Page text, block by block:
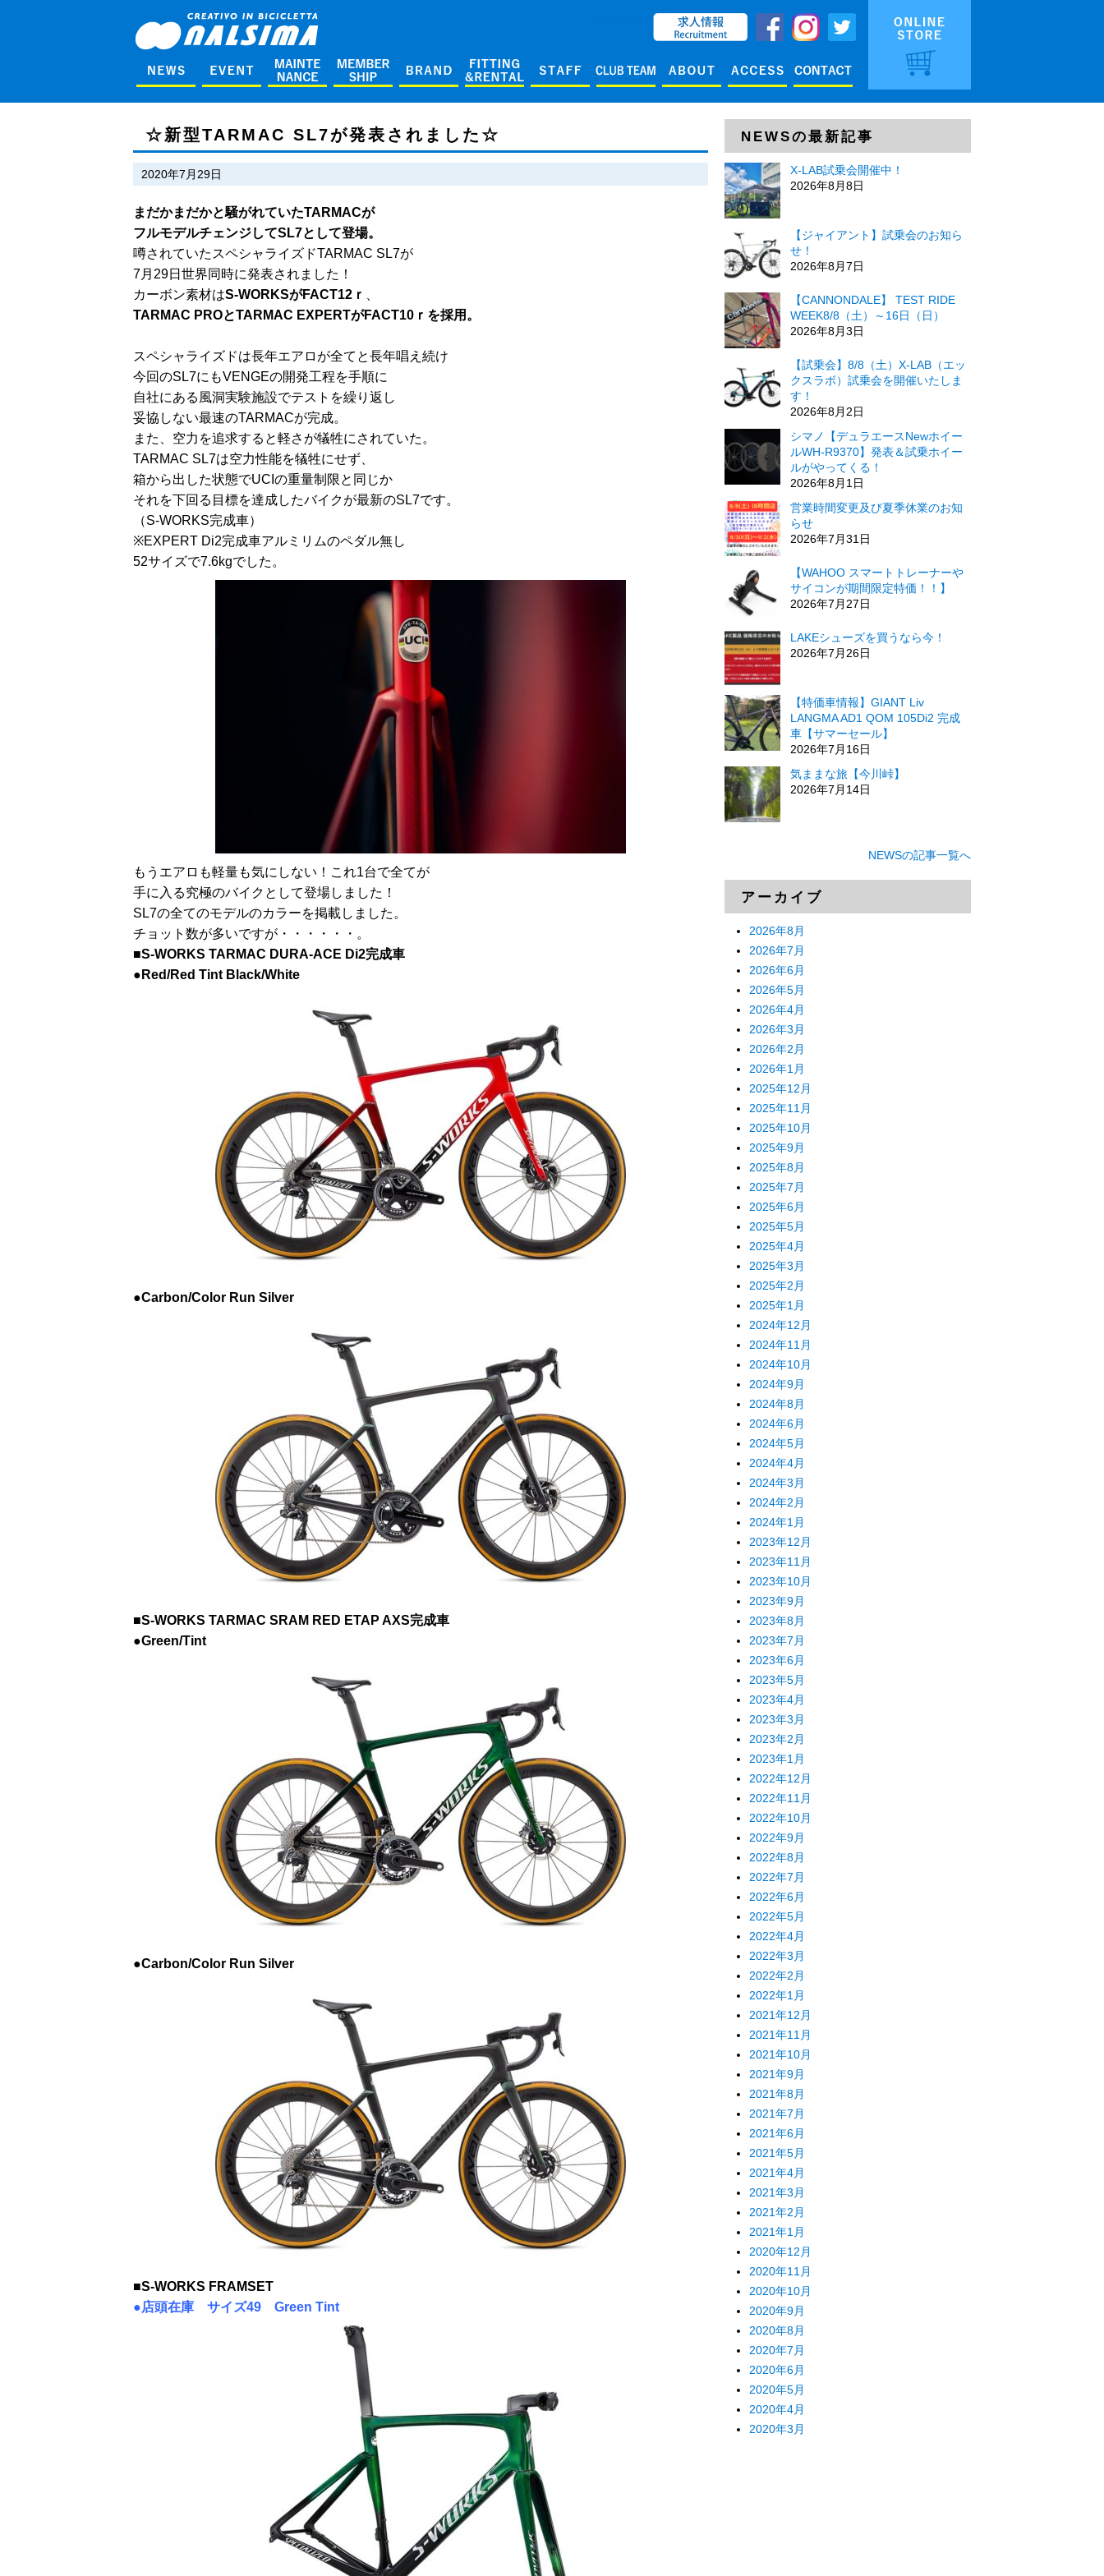
☆新型TARMAC SL7が発表されました☆
2020年7月29日
まだかまだかと騒がれていたTARMACが
フルモデルチェンジしてSL7として登場。
噂されていたスペシャライズドTARMAC SL7が
7月29日世界同時に発表されました！
カーボン素材はS-WORKSがFACT12ｒ
TARMAC PROとTARMAC EXPERTがFACT10ｒを採用。
スペシャライズドは長年エアロが全てと長年唱え続け
今回のSL7にもVENGEの開発工程を手順に
自社にある風洞実験施設でテストを繰り返し
妥協しない最速のTARMACが完成。
また、空力を追求すると軽さが犠牲にされていた。
TARMAC SL7は空力性能を犠牲にせず、
箱から出した状態でUCIの重量制限と同じか
それを下回る目標を達成したバイクが最新のSL7です。
（S-WORKS完成車）
※EXPERT Di2完成車アルミリムのペダル無し
52サイズで7.6kgでした。
もうエアロも軽量も気にしない！これ1台で全てが
手に入る究極のバイクとして登場しました！
SL7の全てのモデルのカラーを掲載しました。
チョット数が多いですが・・・・・・。
■S-WORKS TARMAC DURA-ACE Di2完成車
●Red/Red Tint Black/White
●Carbon/Color Run Silver
■S-WORKS TARMAC SRAM RED ETAP AXS完成車
●Green/Tint
●Carbon/Color Run Silver
■S-WORKS FRAMSET
●店頭在庫 サイズ49 Green Tint
NEWSの最新記事
X-LAB試乗会開催中！
2026年8月8日
【ジャイアント】試乗会のお知ら
せ！
2026年8月7日
【CANNONDALE】 TEST RIDE
WEEK8/8（土）～16日（日）
2026年8月3日
【試乗会】8/8（土）X-LAB（エッ
クスラボ）試乗会を開催いたしま
す！
2026年8月2日
シマノ【デュラエースNewホイー
ルWH-R9370】発表＆試乗ホイー
ルがやってくる！
2026年8月1日
営業時間変更及び夏季休業のお知
らせ
2026年7月31日
【WAHOO スマートトレーナーや
サイコンが期間限定特価！！】
2026年7月27日
LAKEシューズを買うなら今！
2026年7月26日
【特価車情報】GIANT Liv
LANGMA AD1 QOM 105Di2 完成
車【サマーセール】
2026年7月16日
気ままな旅【今川峠】
2026年7月14日
NEWSの記事一覧へ
アーカイブ
2026年8月
2026年7月
2026年6月
2026年5月
2026年4月
2026年3月
2026年2月
2026年1月
2025年12月
2025年11月
2025年10月
2025年9月
2025年8月
2025年7月
2025年6月
2025年5月
2025年4月
2025年3月
2025年2月
2025年1月
2024年12月
2024年11月
2024年10月
2024年9月
2024年8月
2024年6月
2024年5月
2024年4月
2024年3月
2024年2月
2024年1月
2023年12月
2023年11月
2023年10月
2023年9月
2023年8月
2023年7月
2023年6月
2023年5月
2023年4月
2023年3月
2023年2月
2023年1月
2022年12月
2022年11月
2022年10月
2022年9月
2022年8月
2022年7月
2022年6月
2022年5月
2022年4月
2022年3月
2022年2月
2022年1月
2021年12月
2021年11月
2021年10月
2021年9月
2021年8月
2021年7月
2021年6月
2021年5月
2021年4月
2021年3月
2021年2月
2021年1月
2020年12月
2020年11月
2020年10月
2020年9月
2020年8月
2020年7月
2020年6月
2020年5月
2020年4月
2020年3月